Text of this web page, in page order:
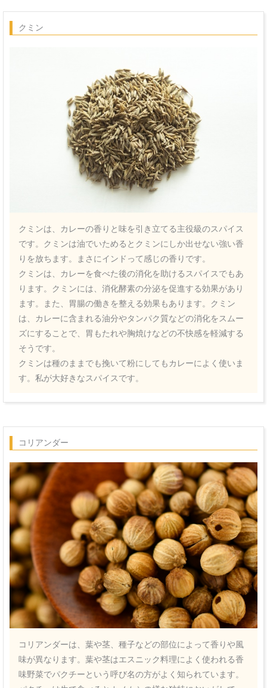
クミン
クミンは、カレーの香りと味を引き立てる主役級のスパイス
です。クミンは油でいためるとクミンにしか出せない強い香
りを放ちます。まさにインドって感じの香りです。
クミンは、カレーを食べた後の消化を助けるスパイスでもあ
ります。クミンには、消化酵素の分泌を促進する効果があり
ます。また、胃腸の働きを整える効果もあります。クミン
は、カレーに含まれる油分やタンパク質などの消化をスムー
ズにすることで、胃もたれや胸焼けなどの不快感を軽減する
そうです。
クミンは種のままでも挽いて粉にしてもカレーによく使いま
す。私が大好きなスパイスです。
コリアンダー
コリアンダーは、葉や茎、種子などの部位によって香りや風
味が異なります。葉や茎はエスニック料理によく使われる香
味野菜でパクチーという呼び名の方がよく知られています。